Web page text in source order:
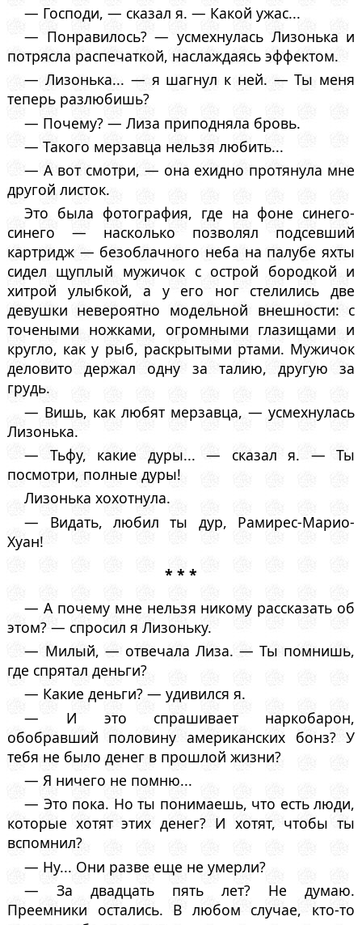
— Господи, — сказал я. — Какой ужас...
— Понравилось? — усмехнулась Лизонька и
потрясла распечаткой, наслаждаясь эффектом.
— Лизонька... — я шагнул к ней. — Ты меня
теперь разлюбишь?
— Почему? — Лиза приподняла бровь.
— Такого мерзавца нельзя любить...
— А вот смотри, — она ехидно протянула мне
другой листок.
Это была фотография, где на фоне синего-
синего — насколько позволял подсевший
картридж — безоблачного неба на палубе яхты
сидел щуплый мужичок с острой бородкой и
хитрой улыбкой, а у его ног стелились две
девушки невероятно модельной внешности: с
точеными ножками, огромными глазищами и
кругло, как у рыб, раскрытыми ртами. Мужичок
деловито держал одну за талию, другую за
грудь.
— Вишь, как любят мерзавца, — усмехнулась
Лизонька.
— Тьфу, какие дуры... — сказал я. — Ты
посмотри, полные дуры!
Лизонька хохотнула.
— Видать, любил ты дур, Рамирес-Марио-
Хуан!
* * *
— А почему мне нельзя никому рассказать об
этом? — спросил я Лизоньку.
— Милый, — отвечала Лиза. — Ты помнишь,
где спрятал деньги?
— Какие деньги? — удивился я.
— И это спрашивает наркобарон,
обобравший половину американских бонз? У
тебя не было денег в прошлой жизни?
— Я ничего не помню...
— Это пока. Но ты понимаешь, что есть люди,
которые хотят этих денег? И хотят, чтобы ты
вспомнил?
— Ну... Они разве еще не умерли?
— За двадцать пять лет? Не думаю.
Преемники остались. В любом случае, кто-то